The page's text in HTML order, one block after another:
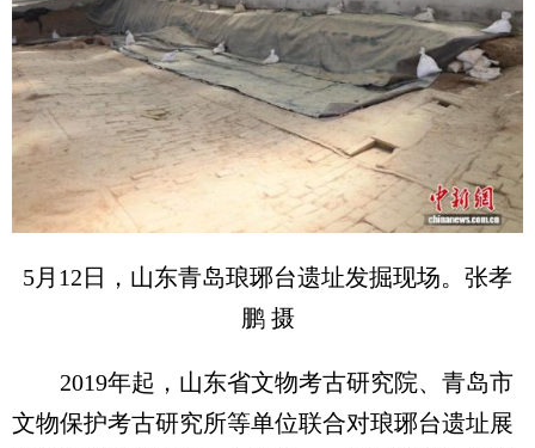
5月12日，山东青岛琅琊台遗址发掘现场。张孝
鹏 摄
2019年起，山东省文物考古研究院、青岛市
文物保护考古研究所等单位联合对琅琊台遗址展